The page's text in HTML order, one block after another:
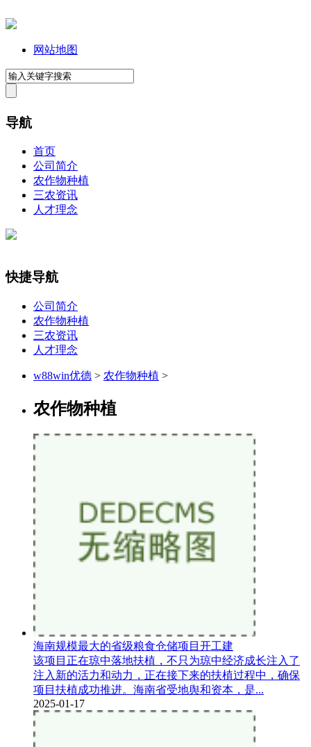
网站地图
导航
首页
公司简介
农作物种植
三农资讯
人才理念
快捷导航
公司简介
农作物种植
三农资讯
人才理念
w88win优德 > 农作物种植 >
农作物种植
海南规模最大的省级粮食仓储项目开工建
该项目正在琼中落地扶植，不只为琼中经济成长注入了
注入新的活力和动力，正在接下来的扶植过程中，确保
项目扶植成功推进。海南省受地舆和资本，是...
2025-01-17